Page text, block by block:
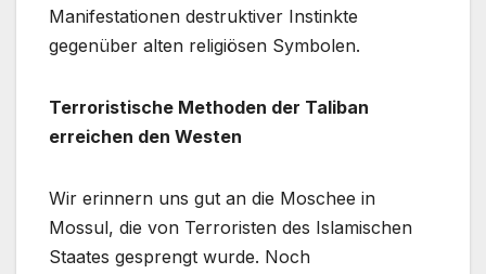
Manifestationen destruktiver Instinkte
gegenüber alten religiösen Symbolen.
Terroristische Methoden der Taliban
erreichen den Westen
Wir erinnern uns gut an die Moschee in
Mossul, die von Terroristen des Islamischen
Staates gesprengt wurde. Noch